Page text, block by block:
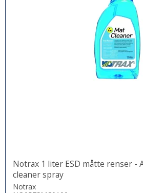
Notrax 1 liter ESD måtte renser -
cleaner spray
Notrax